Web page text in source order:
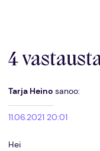
4
Tarja Heino sanoo:
11.06.2021 20:01
Hei